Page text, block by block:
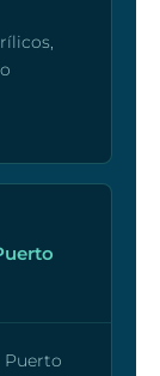
Puerto